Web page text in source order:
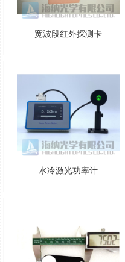
宽波段红外探测卡
水冷激光功率计